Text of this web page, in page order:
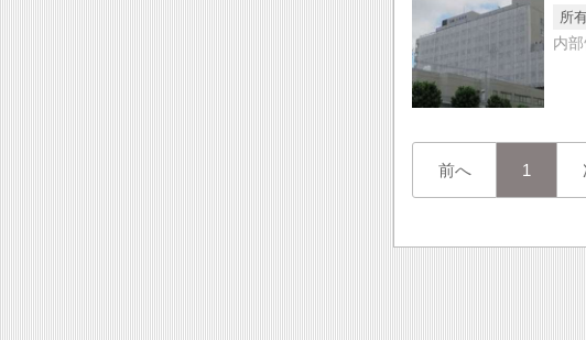
所
内
前へ 1